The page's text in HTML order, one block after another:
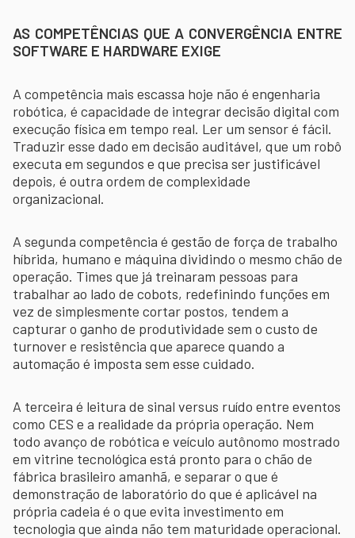
AS COMPETÊNCIAS QUE A CONVERGÊNCIA ENTRE
SOFTWARE E HARDWARE EXIGE
A competência mais escassa hoje não é engenharia
robótica, é capacidade de integrar decisão digital com
execução física em tempo real. Ler um sensor é fácil.
Traduzir esse dado em decisão auditável, que um robô
executa em segundos e que precisa ser justificável
depois, é outra ordem de complexidade
organizacional.
A segunda competência é gestão de força de trabalho
híbrida, humano e máquina dividindo o mesmo chão de
operação. Times que já treinaram pessoas para
trabalhar ao lado de cobots, redefinindo funções em
vez de simplesmente cortar postos, tendem a
capturar o ganho de produtividade sem o custo de
turnover e resistência que aparece quando a
automação é imposta sem esse cuidado.
A terceira é leitura de sinal versus ruído entre eventos
como CES e a realidade da própria operação. Nem
todo avanço de robótica e veículo autônomo mostrado
em vitrine tecnológica está pronto para o chão de
fábrica brasileiro amanhã, e separar o que é
demonstração de laboratório do que é aplicável na
própria cadeia é o que evita investimento em
tecnologia que ainda não tem maturidade operacional.